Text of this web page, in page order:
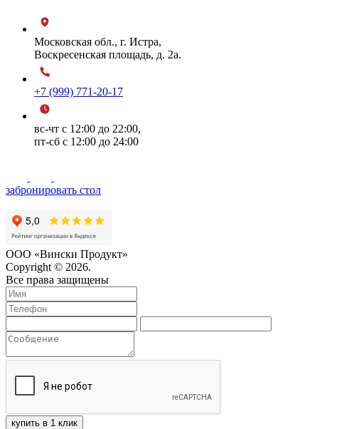
Московская обл., г. Истра,
Воскресенская площадь, д. 2а.
+7 (999) 771-20-17
вс-чт с 12:00 до 22:00,
пт-сб с 12:00 до 24:00
забронировать стол
ООО «Вински Продукт»
Copyright © 2026.
Все права защищены
купить в 1 клик